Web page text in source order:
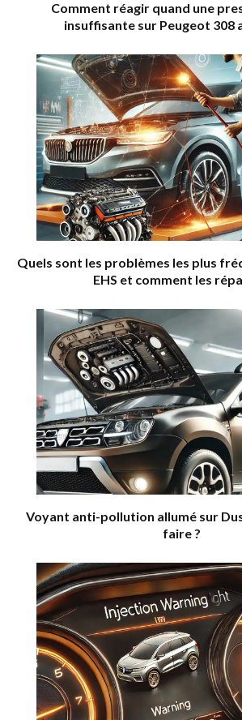
Comment réagir quand une
insuffisante sur Peugeot 308
Quels sont les problèmes les plus
EHS et comment les
Voyant anti-pollution allumé sur
faire ?